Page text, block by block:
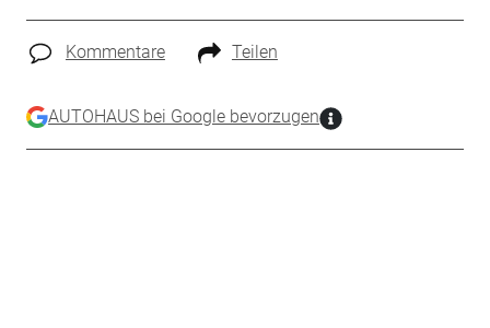
Kommentare Teilen
AUTOHAUS bei Google bevorzugen